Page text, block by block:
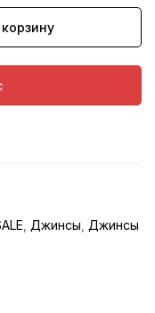
Джинсы Джинсы